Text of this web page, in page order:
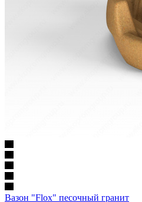
Вазон "Flox" песочный гранит